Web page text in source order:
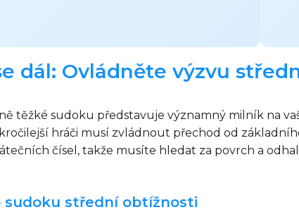
dál: Ovládněte výzvu
těžké sudoku představuje významný milník na
hráči musí zvládnout přechod od
čísel, takže musíte hledat za povrch a
sudoku střední obtížnosti